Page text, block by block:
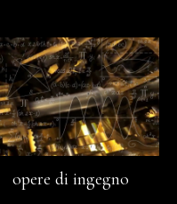
opere di ingegno